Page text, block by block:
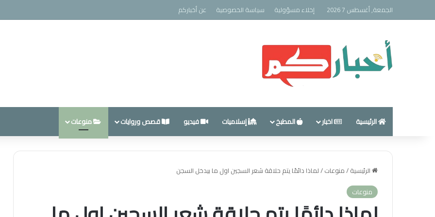
الجمعة, أغسطس 7 2026 إخلاء مسؤولية سياسة الخصوصية عن أخباركم
الرئيسية اخبار المطبخ إسلاميات فيديو قصص وروايات منوعات
الرئيسية/منوعات/لماذا دائمًا يتم حلاقة شعر السجين اول ما بيدخل السجن
منوعات